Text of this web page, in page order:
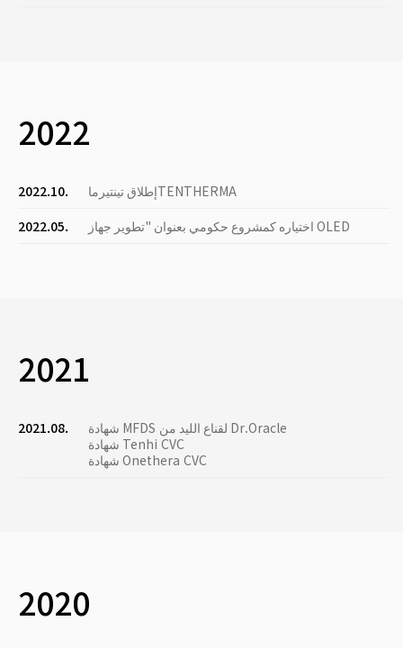
2022
2022.10.
إطلاق تينتيرماTENTHERMA
2022.05.
اختياره كمشروع حكومي بعنوان "تطوير جهاز OLED
2021
2021.08.
شهادة MFDS لقناع الليد من Dr.Oracle
شهادة Tenhi CVC
شهادة Onethera CVC
2020